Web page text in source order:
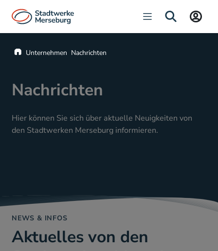
Navigation öffnen
Startseite
Unternehmen Nachrichten
Nachrichten
Hier können Sie sich über aktuelle Neuigkeiten von
den Stadtwerken Merseburg informieren.
Aktuelles von den
NEWS & INFOS